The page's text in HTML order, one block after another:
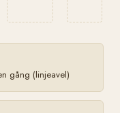
gång (linjeavel)